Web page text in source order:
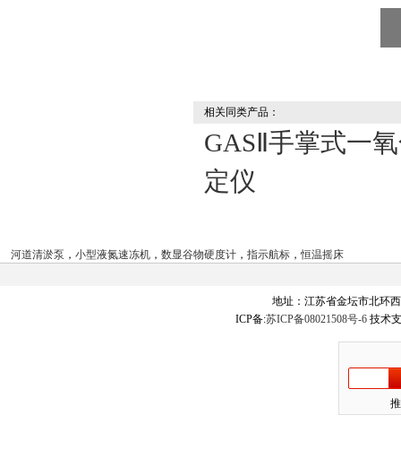
相关同类产品：
GASⅡ手掌式一
定仪
河道清淤泵 ， 小型液氮速冻机 ， 数显谷物硬度计 ， 指示航标 ，恒温摇床
地址：江苏省金坛市北环
ICP备:苏ICP备08021508号-6 技术